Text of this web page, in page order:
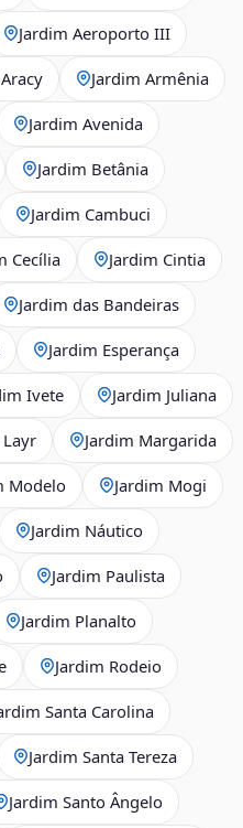
Jardim Aeroporto III
Jardim Armênia
Jardim Avenida
Jardim Betânia
Jardim Cambuci
Cecília Jardim Cintia
Jardim das Bandeiras
Jardim Esperança
Ivete Jardim Juliana
Jardim Margarida
Modelo Jardim Mogi
Jardim Náutico
Jardim Paulista
Jardim Planalto
Jardim Rodeio
Santa Carolina
Jardim Santa Tereza
Jardim Santo Ângelo